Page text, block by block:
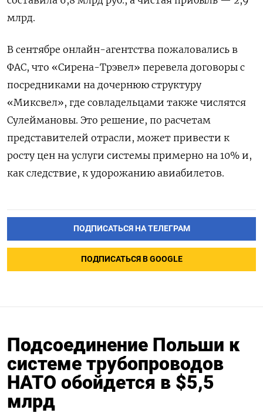
млрд.
В сентябре онлайн-агентства пожаловались в
ФАС, что «Сирена-Трэвел» перевела договоры с
посредниками на дочернюю структуру
«Миксвел», где совладельцами также числятся
Сулеймановы. Это решение, по расчетам
представителей отрасли, может привести к
росту цен на услуги системы примерно на 10% и,
как следствие, к удорожанию авиабилетов.
ПОДПИСАТЬСЯ НА ТЕЛЕГРАМ
ПОДПИСАТЬСЯ В GOOGLE
Подсоединение Польши к
системе трубопроводов
НАТО обойдется в $5,5
млрд